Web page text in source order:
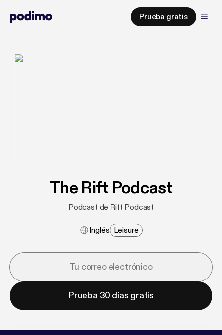
Prueba gratis
The Rift Podcast
Podcast de Rift Podcast
Inglés Leisure
Prueba 30 días gratis